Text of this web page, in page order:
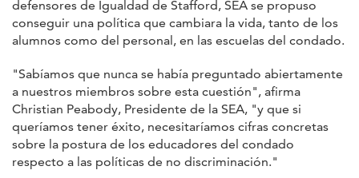
defensores de Igualdad de Stafford, SEA se propuso
conseguir una política que cambiara la vida, tanto de los
alumnos como del personal, en las escuelas del condado.
"Sabíamos que nunca se había preguntado abiertamente
a nuestros miembros sobre esta cuestión", afirma
Christian Peabody, Presidente de la SEA, "y que si
queríamos tener éxito, necesitaríamos cifras concretas
sobre la postura de los educadores del condado
respecto a las políticas de no discriminación."